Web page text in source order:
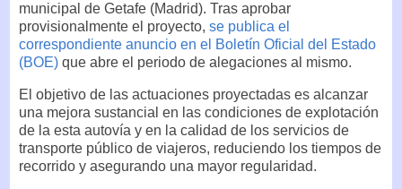
municipal de Getafe (Madrid). Tras aprobar
provisionalmente el proyecto, se publica el
correspondiente anuncio en el Boletín Oficial del Estado
(BOE) que abre el periodo de alegaciones al mismo.
El objetivo de las actuaciones proyectadas es alcanzar
una mejora sustancial en las condiciones de explotación
de la esta autovía y en la calidad de los servicios de
transporte público de viajeros, reduciendo los tiempos de
recorrido y asegurando una mayor regularidad.